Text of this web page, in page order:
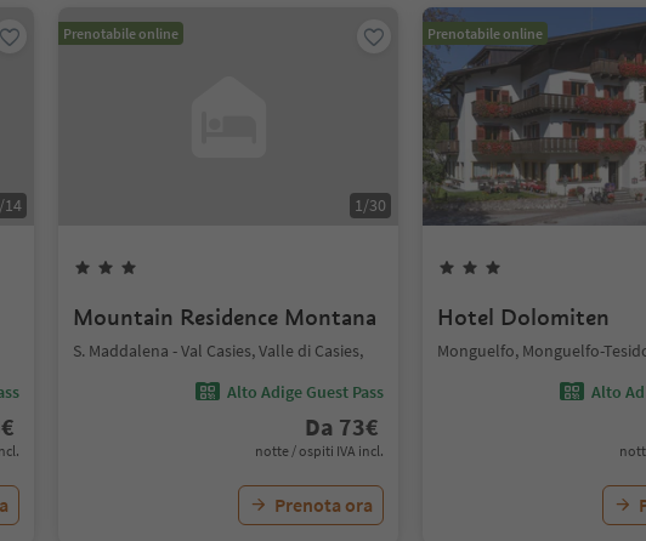
/14
€
Prenotabile online
1/30
Mountain Residence Montana
S. Maddalena - Val Casies, Valle di Casies,
Alto Adige Guest Pass
Da 73€
notte / ospiti IVA incl.
Prenota ora
Prenotabile online
Hotel Dolomiten
Monguelfo, Monguelfo-
Alto